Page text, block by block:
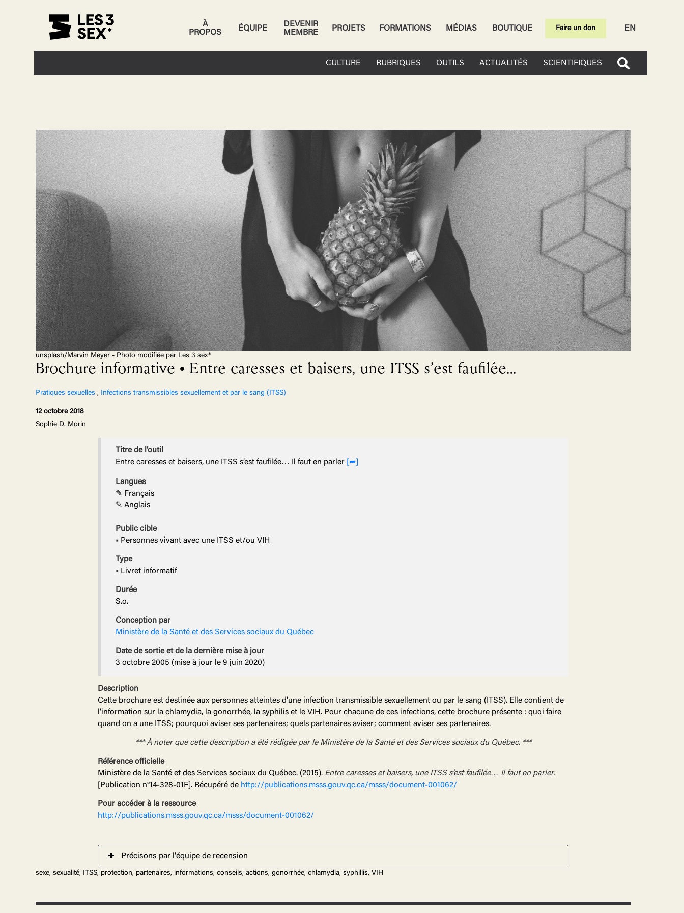
À
PROPOS
ÉQUIPE
DEVENIR
MEMBRE
PROJETS FORMATIONS MÉDIAS BOUTIQUE Faire un don EN
CULTURE RUBRIQUES OUTILS ACTUALITÉS SCIENTIFIQUES
unsplash/Marvin Meyer - Photo modifiée par Les 3 sex*
Brochure informative • Entre caresses et baisers, une ITSS s’est faufilée…
Pratiques sexuelles , Infections transmissibles sexuellement et par le sang (ITSS)
12 octobre 2018
Sophie D. Morin
Titre de l’outil
Entre caresses et baisers, une ITSS s’est faufilée… Il faut en parler
[➦]
Langues
✎ Français
✎ Anglais
Public cible
• Personnes vivant avec une ITSS et/ou VIH
Type
• Livret informatif
Durée
S.o.
Conception par
Ministère de la Santé et des Services sociaux du Québec
Date de sortie etde la dernière mise à jour
3 octobre 2005 (mise à jour le 9 juin 2020)
Description
Cette brochure est destinée aux personnes atteintes d’une infection transmissible sexuellement ou par le sang (ITSS). Elle contient de
l’information sur la chlamydia, la gonorrhée, la syphilis et le VIH. Pour chacune de ces infections, cette brochure présente : quoi faire
quand on a une ITSS; pourquoi aviser ses partenaires; quels partenaires aviser; comment aviser ses partenaires.
*** À noter que cette description a été rédigée par le Ministère de la Santé et des Services sociaux du Québec. ***
Référence officielle
Ministère de la Santé et des Services sociaux du Québec. (2015). Entre caresses et baisers, une ITSS s’est faufilée… Il faut en parler.
[Publication n°14-328-01F]. Récupéré de http://publications.msss.gouv.qc.ca/msss/document-001062/
Pour accéder à la ressource
http://publications.msss.gouv.qc.ca/msss/document-001062/
Précisons par l'équipe de recension
sexe, sexualité, ITSS, protection, partenaires, informations, conseils, actions, gonorrhée, chlamydia, syphillis, VIH